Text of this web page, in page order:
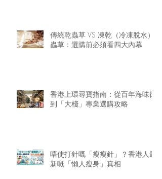
傳統乾蟲草 VS 凍乾（冷凍脫水）
蟲草：選購前必須看四大內幕
香港上環尋寶指南：從百年海味街
到「大棧」專業選購攻略
唔使打針嘅「瘦瘦針」？香港人最
新嘅「懶人瘦身」真相